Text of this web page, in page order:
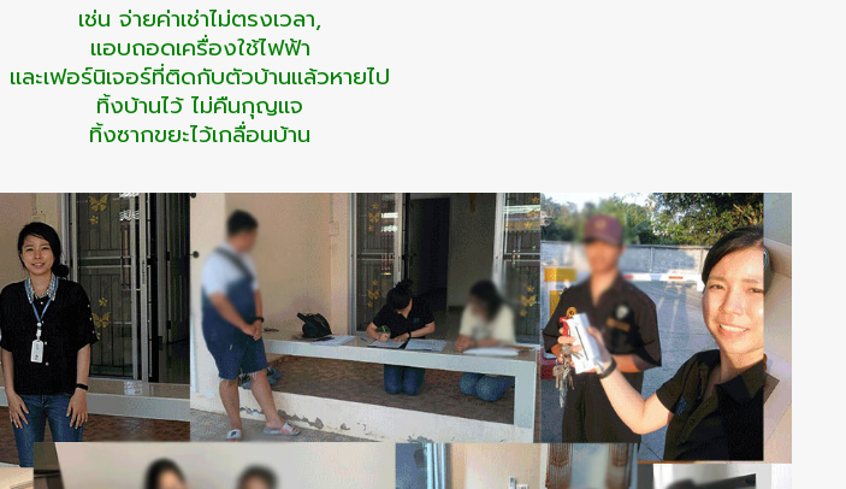
เช่น จ่ายค่าเช่าไม่ตรงเวลา,
แอบถอดเครื่องใช้ไฟฟ้า
และเฟอร์นิเจอร์ที่ติดกับตัวบ้านแล้วหายไป
ทิ้งบ้านไว้ ไม่คืนกุญแจ
ทิ้งซากขยะไว้เกลื่อนบ้าน